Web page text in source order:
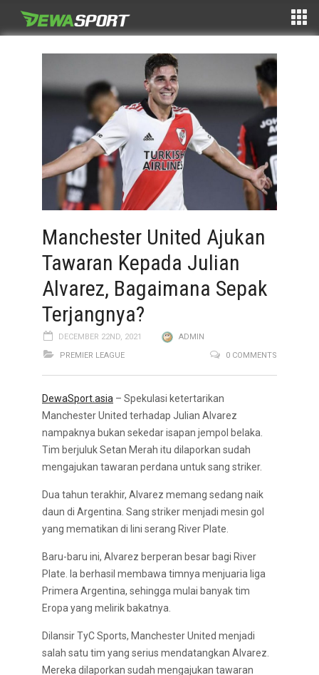
Manchester United Ajukan
Tawaran Kepada Julian
Alvarez, Bagaimana Sepak
Terjangnya?
DECEMBER 22ND, 2021
ADMIN
PREMIER LEAGUE
0 COMMENTS
DewaSport.asia – Spekulasi ketertarikan
Manchester United terhadap Julian Alvarez
nampaknya bukan sekedar isapan jempol belaka.
Tim berjuluk Setan Merah itu dilaporkan sudah
mengajukan tawaran perdana untuk sang striker.
Dua tahun terakhir, Alvarez memang sedang naik
daun di Argentina. Sang striker menjadi mesin gol
yang mematikan di lini serang River Plate.
Baru-baru ini, Alvarez berperan besar bagi River
Plate. Ia berhasil membawa timnya menjuaria liga
Primera Argentina, sehingga mulai banyak tim
Eropa yang melirik bakatnya.
Dilansir TyC Sports, Manchester United menjadi
salah satu tim yang serius mendatangkan Alvarez.
Mereka dilaporkan sudah mengajukan tawaran